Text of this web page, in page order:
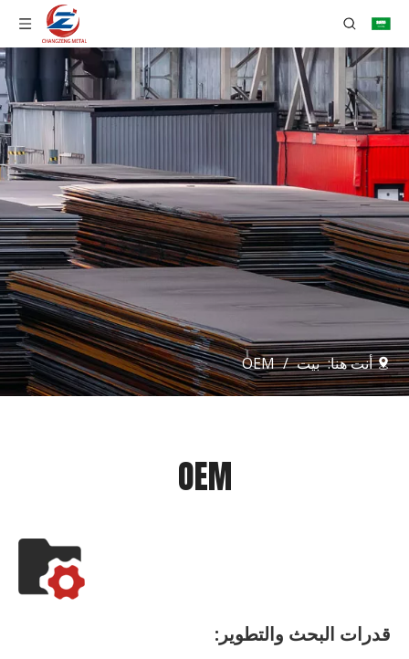
أنت هنا: بيت /
OEM
OEM
قدرات البحث والتطوير: